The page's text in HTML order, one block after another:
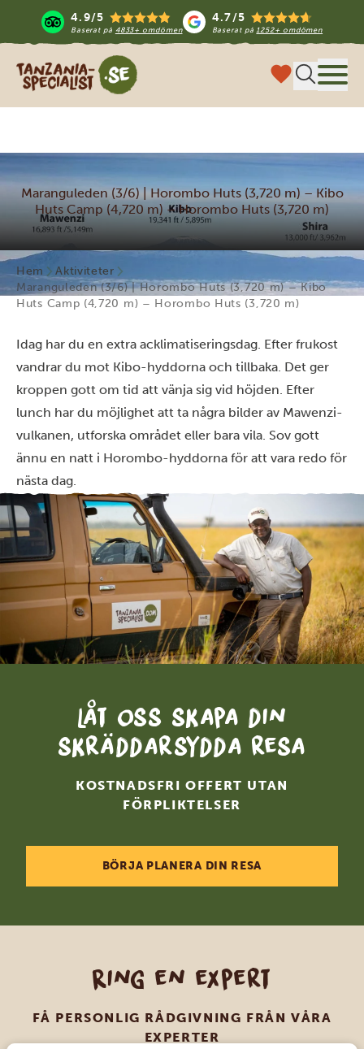
4.9/5
Baserat på 4833+ omdömen
4.7/5
Baserat på1252+ omdömen
Tanzania Specialist
Maranguleden (3/6) | Horombo Huts (3,720 m) – Kibo
Huts Camp (4,720 m) – Horombo Huts (3,720 m)
Hem
Aktiviteter
Maranguleden (3/6) | Horombo Huts (3,720 m) – Kibo
Huts Camp (4,720 m) – Horombo Huts (3,720 m)
Idag har du en extra acklimatiseringsdag. Efter frukost
vandrar du mot Kibo-hyddorna och tillbaka. Det ger
kroppen gott om tid att vänja sig vid höjden. Efter
lunch har du möjlighet att ta några bilder av Mawenzi-
vulkanen, utforska området eller bara vila. Sov gott
ännu en natt i Horombo-hyddorna för att vara redo för
nästa dag.
Låt oss skapa din
skräddarsydda resa
KOSTNADSFRI OFFERT UTAN
FÖRPLIKTELSER
BÖRJA PLANERA DIN RESA
Ring en expert
FÅ PERSONLIG RÅDGIVNING FRÅN VÅRA
EXPERTER